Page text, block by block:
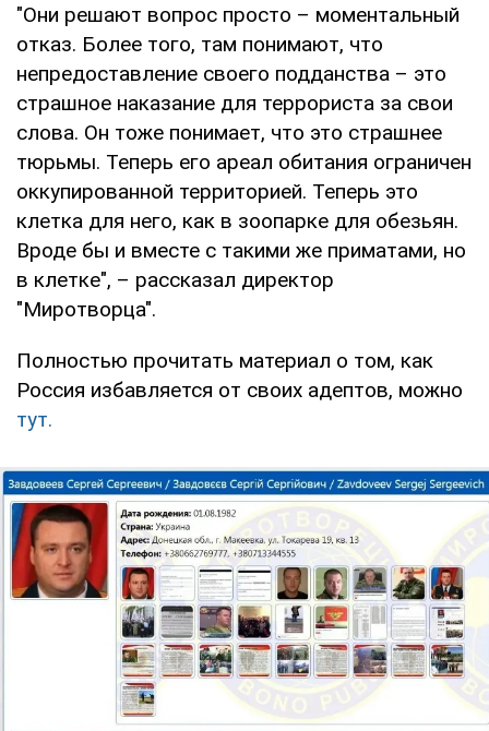
"Они решают вопрос просто – моментальный
отказ. Более того, там понимают, что
непредоставление своего подданства – это
страшное наказание для террориста за свои
слова. Он тоже понимает, что это страшнее
тюрьмы. Теперь его ареал обитания ограничен
оккупированной территорией. Теперь это
клетка для него, как в зоопарке для обезьян.
Вроде бы и вместе с такими же приматами, но
в клетке", – рассказал директор
"Миротворца".
Полностью прочитать материал о том, как
Россия избавляется от своих адептов, можно
тут.